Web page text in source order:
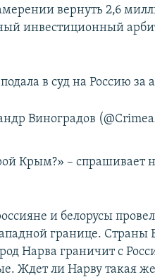
вернуть 2,6
инвестиционный
в суд на Россию
Виноградов
Крым?» – спрашивает
и белорусы
границе. Страны
Нарва граничит с
Ждет ли Нарву такая